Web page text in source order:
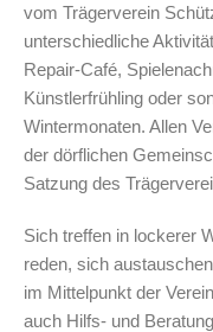
vom Trägerverein
unterschiedliche
Repair-Café,
Künstlerfrühling oder
Wintermonaten. Allen
der dörflichen
Satzung des
Sich treffen in lockerer
reden, sich
im Mittelpunkt der
auch Hilfs- und